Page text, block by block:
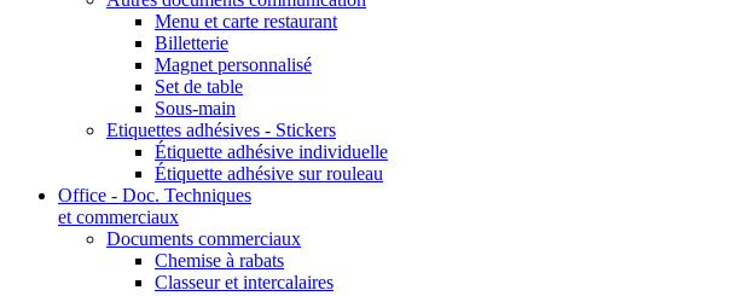
Menu et carte restaurant
Billetterie
Magnet personnalisé
Set de table
Sous-main
Etiquettes adhésives - Stickers
Étiquette adhésive individuelle
Étiquette adhésive sur rouleau
Office - Doc. Techniques
et commerciaux
Documents commerciaux
Chemise à rabats
Classeur et intercalaires